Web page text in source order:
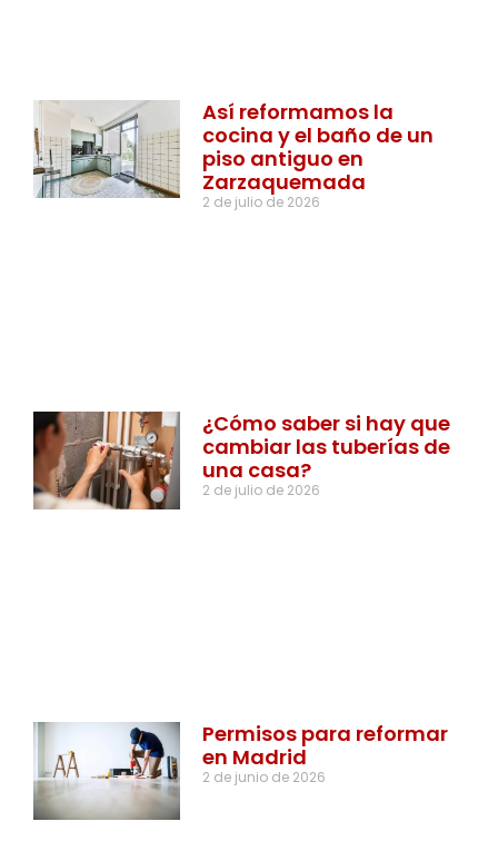
Así reformamos la
cocina y el baño de un
piso antiguo en
Zarzaquemada
2 de julio de 2026
¿Cómo saber si hay que
cambiar las tuberías de
una casa?
2 de julio de 2026
Permisos para reformar
en Madrid
2 de junio de 2026